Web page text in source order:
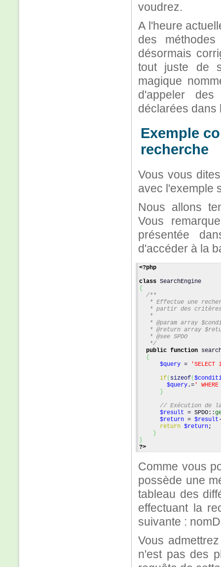
voudrez.
A l'heure
des
désormais
tout juste de
magique
d'appeler
déclarées dans
Exemple
recherche
Vous vous
avec l'exemple
Nous allons
Vous
présentée
d'accéder à la
<?php
class SearchEngine
{
/**
* Effectue une
* partir des
   *
* @param array
* @return array
   * @see SPDO
   */
public function
{
$query =
if( sizeof(
$query .= '
}
// Exécution de la
$result = SPDO::
$return = $result
return $return;
}
}
?>
Comme vous
possède une
tableau des
effectuant la
suivante :
Vous
n'est pas des